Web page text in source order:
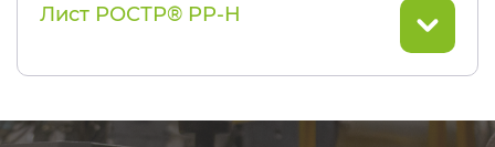
Лист РОСТР® PP-H